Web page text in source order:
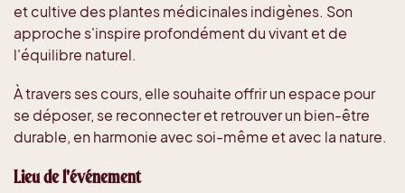
et cultive des plantes médicinales indigènes. Son
approche s'inspire profondément du vivant et de
l'équilibre naturel.
À travers ses cours, elle souhaite offrir un espace pour
se déposer, se reconnecter et retrouver un bien-être
durable, en harmonie avec soi-même et avec la nature.
Lieu de l'événement